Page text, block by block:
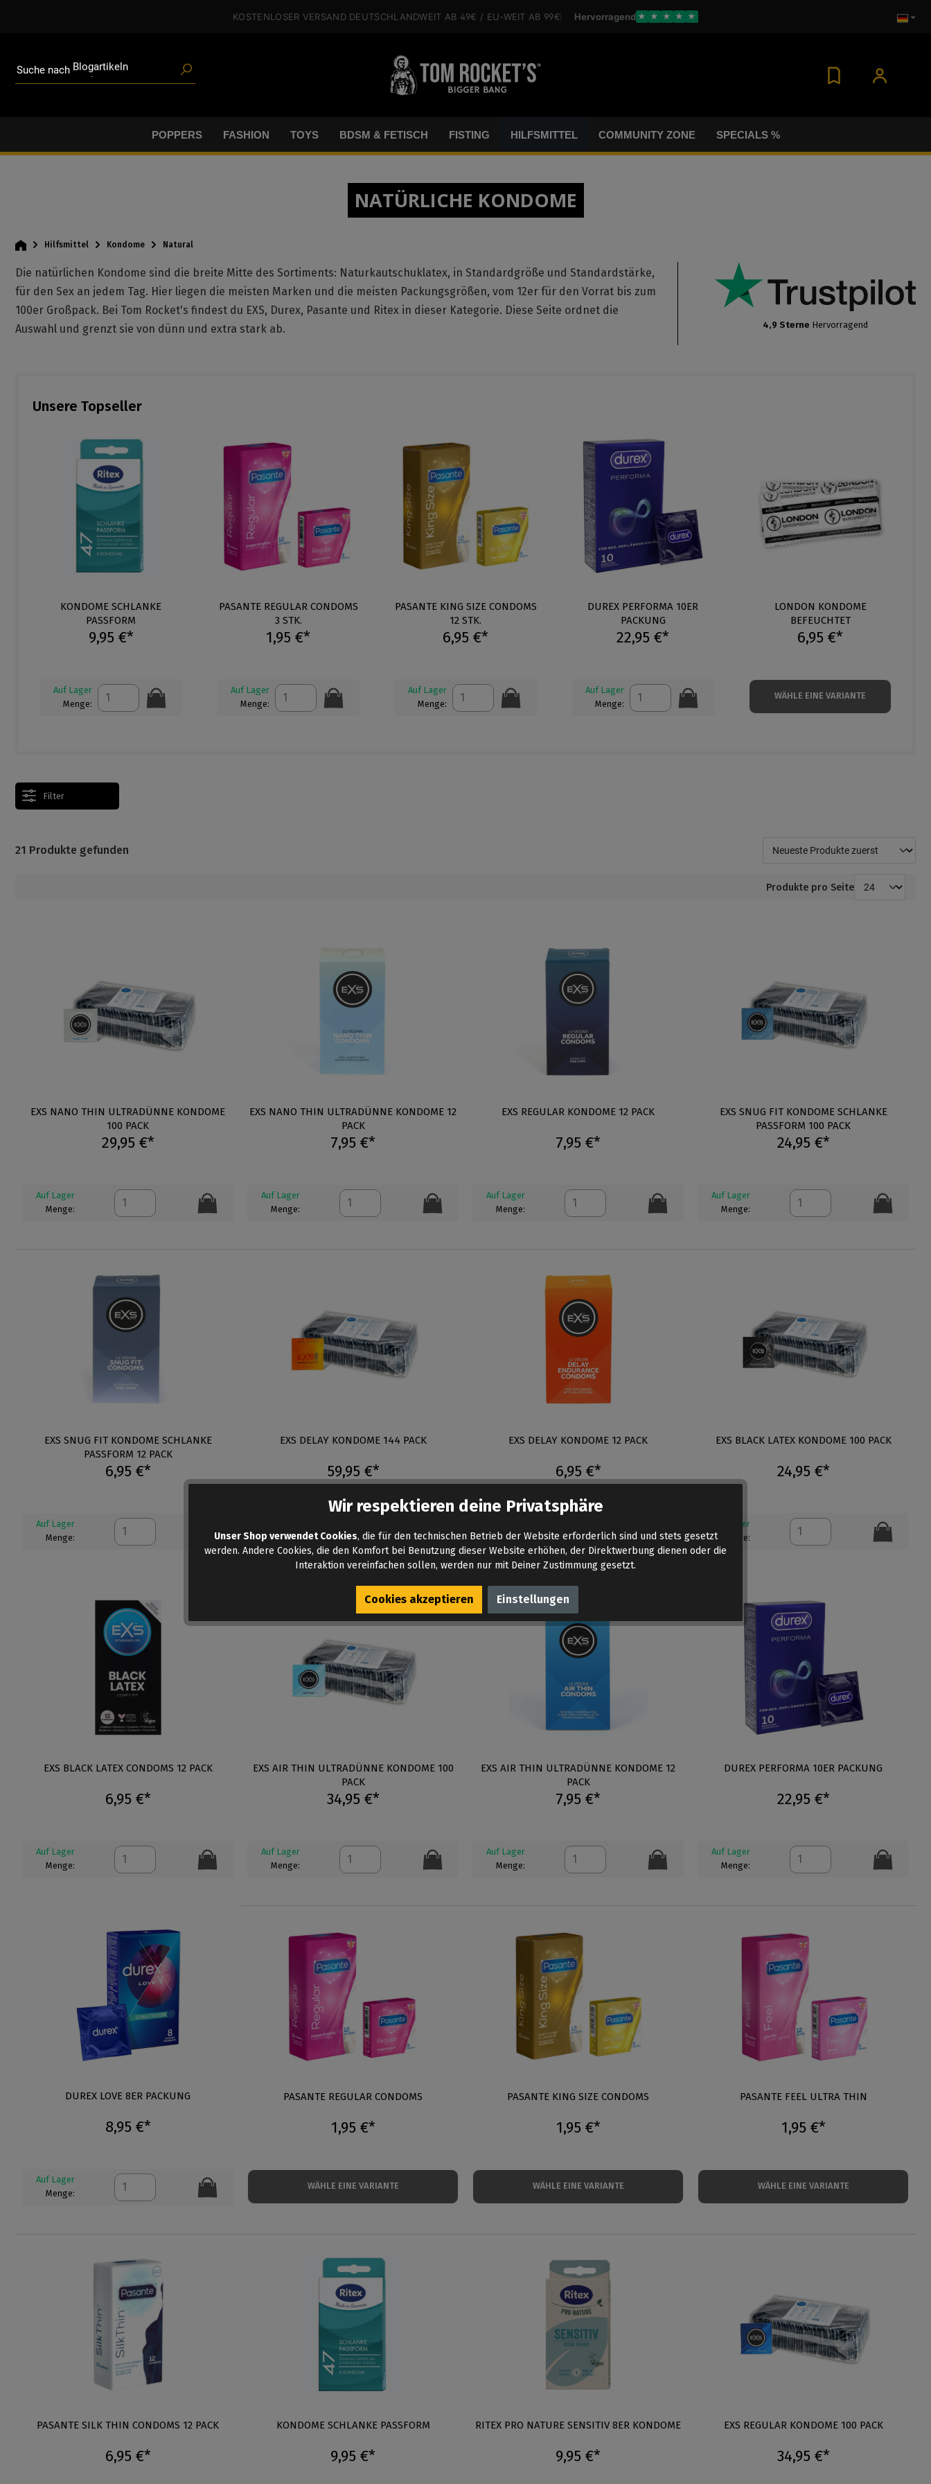
KOSTENLOSER VERSANDDEUTSCHLANDWEIT AB 49€ / EU-WEIT AB 99€ Hervorragend ★ ★ ★ ★ ★
POPPERS FASHION TOYS BDSM & FETISCH FISTING HILFSMITTEL COMMUNITY ZONE SPECIALS %
NATÜRLICHE KONDOME
Hilfsmittel Kondome Natural
Die natürlichen Kondome sind die breite Mitte des Sortiments: Naturkautschuklatex, in Standardgröße und Standardstärke,
für den Sex an jedem Tag. Hier liegen die meisten Marken und die meisten Packungsgrößen, vom 12er für den Vorrat bis zum
100er Großpack. Bei Tom Rocket's findest du EXS, Durex, Pasante und Ritex in dieser Kategorie. Diese Seite ordnet die
Auswahl und grenzt sie von dünn und extra stark ab.
4,9 Sterne Hervorragend
Unsere Topseller
KONDOME SCHLANKE
PASSFORM
9,95 €*
Auf Lager
Menge:
PASANTE REGULAR CONDOMS
3 STK.
1,95 €*
Auf Lager
Menge:
PASANTE KING SIZE CONDOMS
12 STK.
6,95 €*
Auf Lager
Menge:
DUREX PERFORMA 10ER
PACKUNG
22,95 €*
Auf Lager
Menge:
LONDON KONDOME
BEFEUCHTET
6,95 €*
WÄHLE EINE VARIANTE
Filter
21 Produkte gefunden
Produkte pro Seite
EXS NANO THIN ULTRADÜNNE KONDOME
100 PACK
29,95 €*
Auf Lager
Menge:
EXS NANO THIN ULTRADÜNNE KONDOME 12
PACK
7,95 €*
Auf Lager
Menge:
EXS REGULAR KONDOME 12 PACK
7,95 €*
Auf Lager
Menge:
EXS SNUG FIT KONDOME SCHLANKE
PASSFORM 100 PACK
24,95 €*
Auf Lager
Menge:
EXS SNUG FIT KONDOME SCHLANKE
PASSFORM 12 PACK
6,95 €*
Auf Lager
Menge:
EXS DELAY KONDOME 144 PACK
59,95 €*
Menge:
EXS DELAY KONDOME 12 PACK
6,95 €*
Menge:
EXS BLACK LATEX KONDOME 100 PACK
24,95 €*
Auf Lager
Menge:
EXS BLACK LATEX CONDOMS 12 PACK
6,95 €*
Auf Lager
Menge:
EXS AIR THIN ULTRADÜNNE KONDOME 100
PACK
34,95 €*
Auf Lager
Menge:
EXS AIR THIN ULTRADÜNNE KONDOME 12
PACK
7,95 €*
Auf Lager
Menge:
DUREX PERFORMA 10ER PACKUNG
22,95 €*
Auf Lager
Menge:
DUREX LOVE 8ER PACKUNG
8,95 €*
Auf Lager
Menge:
PASANTE REGULAR CONDOMS
1,95 €*
WÄHLE EINE VARIANTE
PASANTE KING SIZE CONDOMS
1,95 €*
WÄHLE EINE VARIANTE
PASANTE FEEL ULTRA THIN
1,95 €*
WÄHLE EINE VARIANTE
PASANTE SILK THIN CONDOMS 12 PACK
6,95 €*
KONDOME SCHLANKE PASSFORM
9,95 €*
RITEX PRO NATURE SENSITIV 8ER KONDOME
9,95 €*
EXS REGULAR KONDOME 100 PACK
34,95 €*
Wir respektieren deine Privatsphäre
Unser Shop verwendet Cookies, die für den technischen Betrieb der Website erforderlich sind und stets gesetzt
werden. Andere Cookies, die den Komfort bei Benutzung dieser Website erhöhen, der Direktwerbung dienen oder die
Interaktion vereinfachen sollen, werden nur mit Deiner Zustimmung gesetzt.
Cookies akzeptieren Einstellungen
Suche nach Marken
Gleitgel